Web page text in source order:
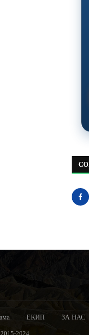
ЕКИП ЗА НАС
2024